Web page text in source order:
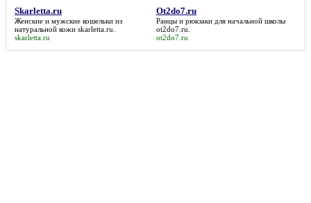
Skarletta.ru
Женские и мужские кошельки из
натуральной кожи skarletta.ru
skarletta.ru
Ot2do7.ru
Ранцы и рюкзаки для начальной школы
ot2do7.ru
ot2do7.ru